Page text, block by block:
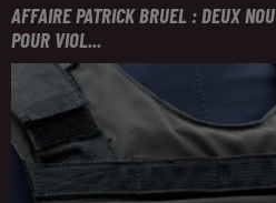
AFFAIRE PATRICK BRUEL : DEUX
POUR VIOL...